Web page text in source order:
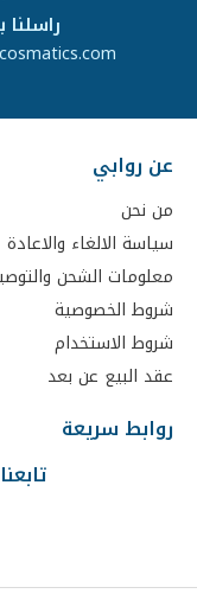
راسلنا
عن روابي
من نحن
سياسة الالغاء والاعادة
معلومات الشحن
شروط الخصوصية
شروط الاستخدام
عقد البيع عن بعد
روابط سريعة